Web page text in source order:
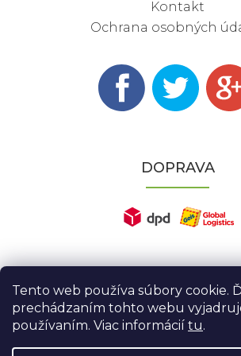
Tento web používa súbory cookie.
prechádzaním tohto webu
používaním. Viac informácií tu.
Kontakt
Ochrana osobných
DOPRAVA